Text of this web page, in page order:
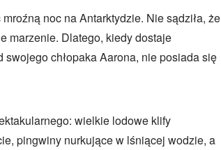
noc na Antarktydzie. Nie sądziła, że
marzenie. Dlatego, kiedy dostaje
chłopaka Aarona, nie posiada się
wielkie lodowe klify
pingwiny nurkujące w lśniącej wodzie, a